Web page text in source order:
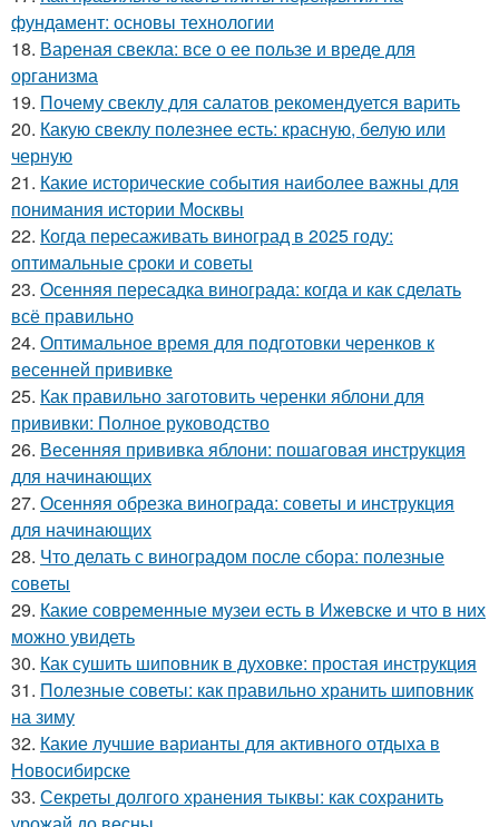
фундамент: основы технологии
18. Вареная свекла: все о ее пользе и вреде для
организма
19. Почему свеклу для салатов рекомендуется варить
20. Какую свеклу полезнее есть: красную, белую или
черную
21. Какие исторические события наиболее важны для
понимания истории Москвы
22. Когда пересаживать виноград в 2025 году:
оптимальные сроки и советы
23. Осенняя пересадка винограда: когда и как сделать
всё правильно
24. Оптимальное время для подготовки черенков к
весенней прививке
25. Как правильно заготовить черенки яблони для
прививки: Полное руководство
26. Весенняя прививка яблони: пошаговая инструкция
для начинающих
27. Осенняя обрезка винограда: советы и инструкция
для начинающих
28. Что делать с виноградом после сбора: полезные
советы
29. Какие современные музеи есть в Ижевске и что в них
можно увидеть
30. Как сушить шиповник в духовке: простая инструкция
31. Полезные советы: как правильно хранить шиповник
на зиму
32. Какие лучшие варианты для активного отдыха в
Новосибирске
33. Секреты долгого хранения тыквы: как сохранить